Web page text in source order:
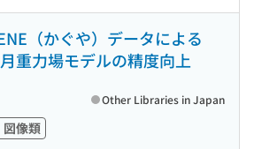
（かぐや）データによる
重力場モデルの精度向上
像類
Other Libraries in Japan